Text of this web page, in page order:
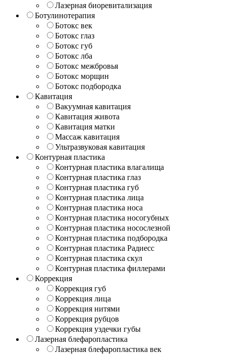
Лазерная биоревитализация
Ботулинотерапия
Ботокс век
Ботокс глаз
Ботокс губ
Ботокс лба
Ботокс межбровья
Ботокс морщин
Ботокс подбородка
Кавитация
Вакуумная кавитация
Кавитация живота
Кавитация матки
Массаж кавитация
Ультразвуковая кавитация
Контурная пластика
Контурная пластика влагалища
Контурная пластика глаз
Контурная пластика губ
Контурная пластика лица
Контурная пластика носа
Контурная пластика носогубных
Контурная пластика носослезной
Контурная пластика подбородка
Контурная пластика Радиесс
Контурная пластика скул
Контурная пластика филлерами
Коррекция
Коррекция губ
Коррекция лица
Коррекция нитями
Коррекция рубцов
Коррекция уздечки губы
Лазерная блефаропластика
Лазерная блефаропластика век